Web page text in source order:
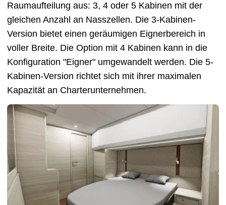
Raumaufteilung aus: 3, 4 oder 5 Kabinen mit der
gleichen Anzahl an Nasszellen. Die 3-Kabinen-
Version bietet einen geräumigen Eignerbereich in
voller Breite. Die Option mit 4 Kabinen kann in die
Konfiguration "Eigner" umgewandelt werden. Die 5-
Kabinen-Version richtet sich mit ihrer maximalen
Kapazität an Charterunternehmen.